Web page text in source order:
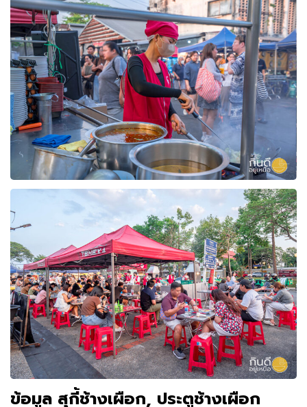
ข้อมูล สุกี้ช้างเผือก, ประตูช้างเผือก